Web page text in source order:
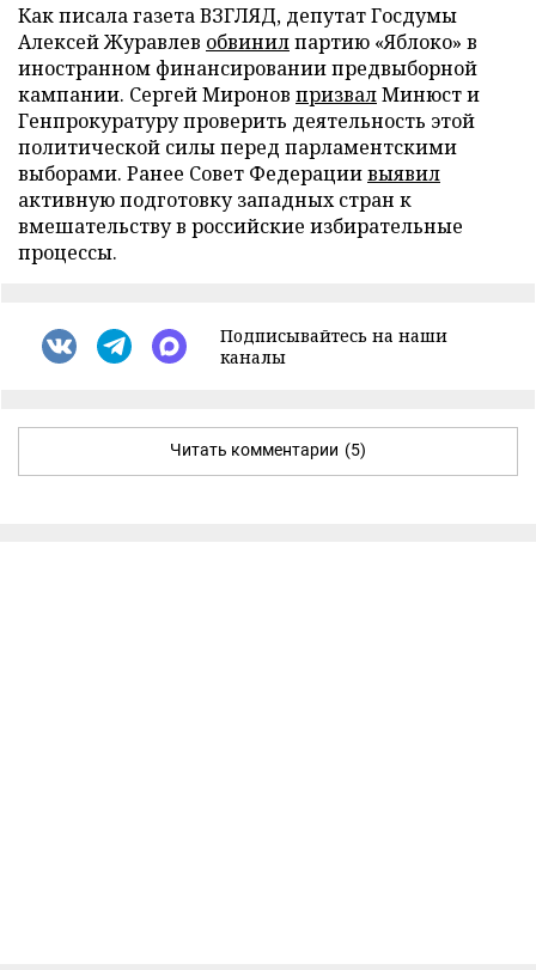
Как писала газета ВЗГЛЯД, депутат Госдумы
Алексей Журавлев обвинилпартию «Яблоко» в
иностранном финансировании предвыборной
кампании. Сергей Миронов призвалМинюст и
Генпрокуратуру проверить деятельность этой
политической силы перед парламентскими
выборами. Ранее Совет Федерациивыявил
активную подготовку западных стран к
вмешательству в российские избирательные
процессы.
Подписывайтесь на наши
каналы
Читать комментарии (5)